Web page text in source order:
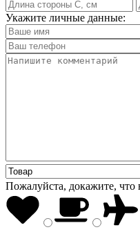
Укажите личные данные:
Пожалуйста, докажите, что